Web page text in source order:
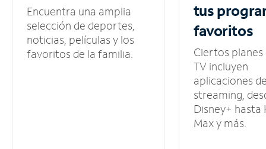
Encuentra una amplia
selección de deportes,
noticias, películas y los
favoritos de la familia.
tus
favoritos
Ciertos planes
TV incluyen
aplicaciones
streaming,
Disney+ hasta
Max y más.